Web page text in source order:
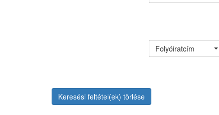
Folyóiratcím
Keresési feltétel(ek) törlése